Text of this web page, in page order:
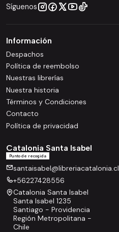
Síguenos
Información
Despachos
Política de reembolso
Nuestras librerías
Nuestra historia
Términos y Condiciones
Contacto
Política de privacidad
Catalonia Santa Isabel
Punto de recogida
santaisabel@libreriacatalonia.cl
+56227428556
Catalonia Santa Isabel
Santa Isabel 1235
Santiago - Providencia
Región Metropolitana -
Chile